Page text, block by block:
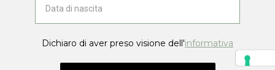
Dichiaro di aver preso visione dell'informativa